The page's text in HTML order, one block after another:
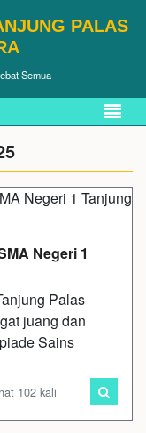
PALAS
Semua
Negeri 1
Palas
juang dan
Sains
102 kali